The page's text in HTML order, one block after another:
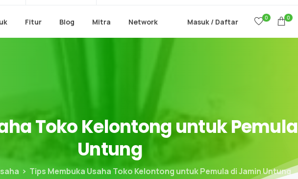
Fitur Blog Mitra Network Masuk / Daftar 0 0
TokoKelontonguntukPemula
Untung
Tips Membuka Usaha Toko Kelontong untuk Pemula di Jamin Untung